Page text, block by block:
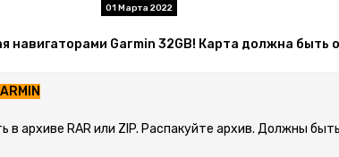
01 Марта 2022
Garmin 32GB! Карта должна быть
архиве RAR или ZIP. Распакуйте архив. Должны